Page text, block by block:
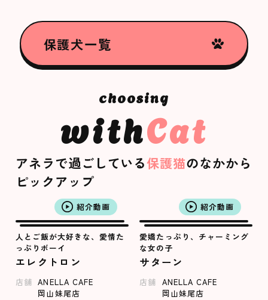
保護犬一覧
withCat
アネラで過ごしている保護猫のなかから
ピックアップ
紹介動画
人とご飯が大好きな、愛情た
っぷりボーイ
エレクトロン
店舗 ANELLA CAFE
岡山妹尾店
紹介動画
愛嬌たっぷり、チャーミング
な女の子
サターン
店舗 ANELLA CAFE
岡山妹尾店